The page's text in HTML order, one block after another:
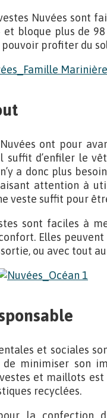
Nuvées sont
bloque plus de 98
profiter du
ont pour
suffit d’enfiler le
a donc plus
attention à
veste suffit pour
sont faciles à
Elles
ou avec tout
et sociales
de minimiser son
et maillots
recyclées.
la confection